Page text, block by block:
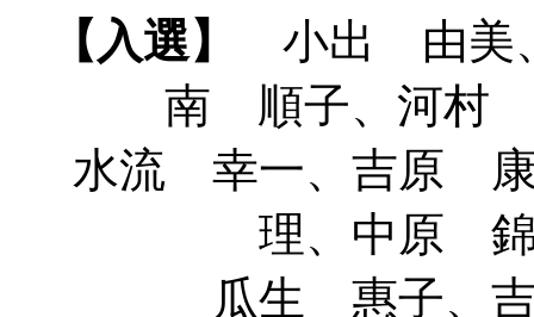
【入選】
小出 由美
南 順子、河村
水流 幸一、吉原
理、中原
瓜生 惠子、